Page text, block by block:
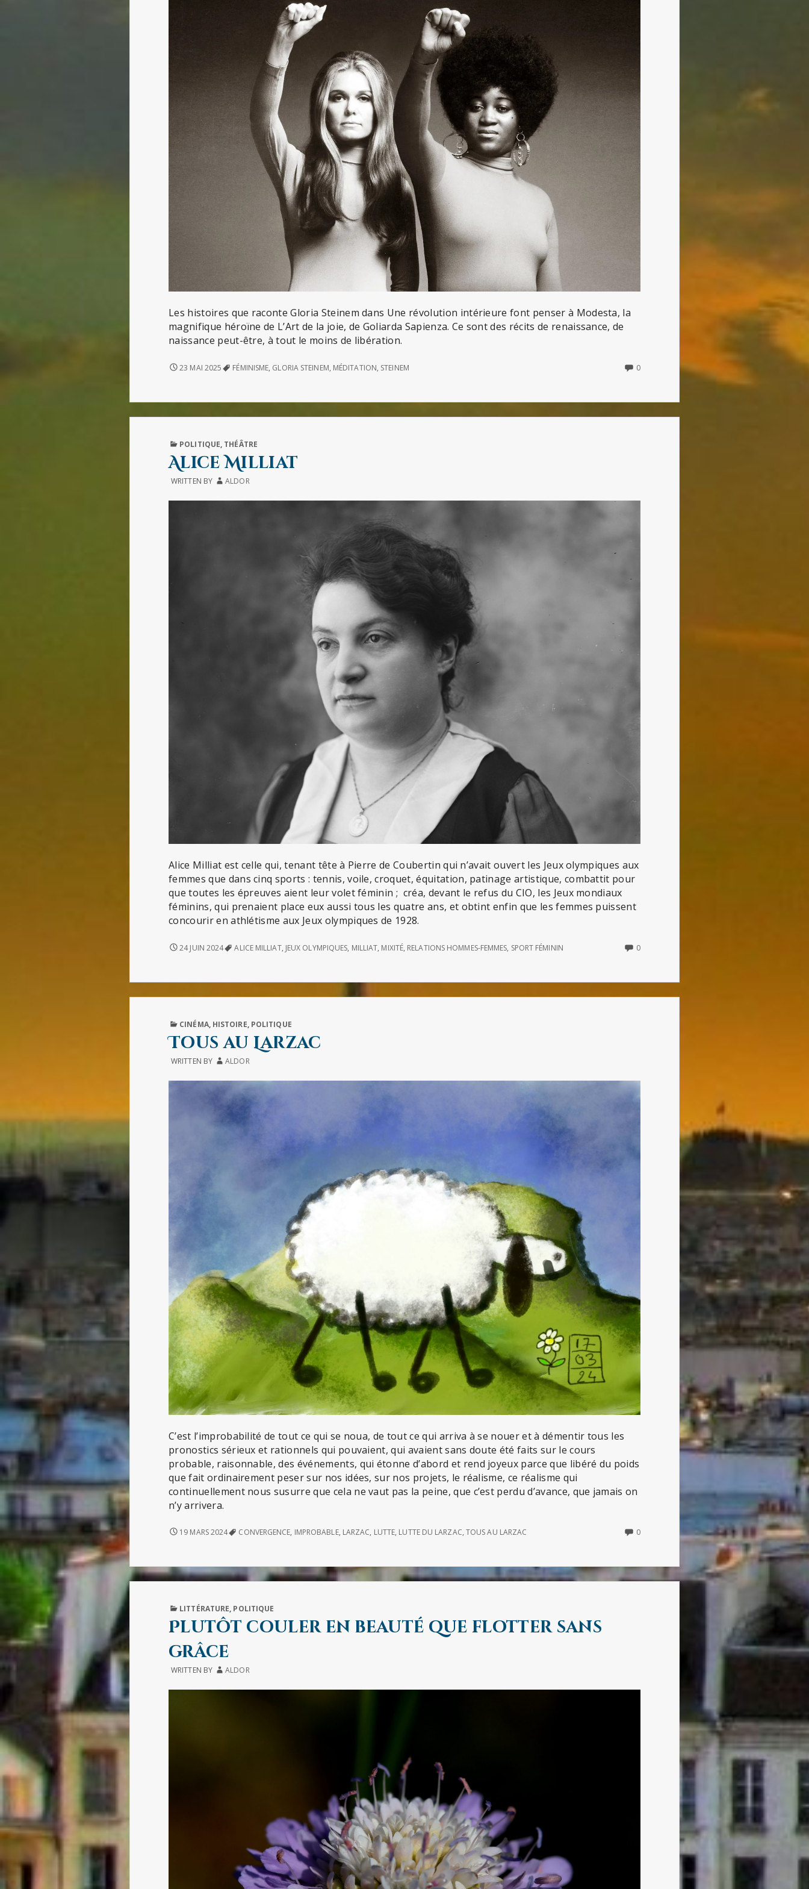
Les histoires que raconte Gloria Steinem dans Une révolution intérieure font penser à Modesta, la
magnifique héroïne de L’Art de la joie, de Goliarda Sapienza. Ce sont des récits de renaissance, de
naissance peut-être, à tout le moins de libération.
UNE
STEINEM)
23 MAI 2025 FÉMINISME, GLORIA STEINEM, MÉDITATION, STEINEM 0NO
INTÉRIEURE
PUBLISHED
POLITIQUE, THÉÂTRE
Alice Milliat
WRITTEN BY ALDOR
Alice Milliat est celle qui, tenant tête à Pierre de Coubertin qui n’avait ouvert les Jeux olympiques aux
femmes que dans cinq sports : tennis, voile, croquet, équitation, patinage artistique, combattit pour
que toutes les épreuves aient leur volet féminin ; créa, devant le refus du CIO, les Jeux mondiaux
féminins, qui prenaient place eux aussi tous les quatre ans, et obtint enfin que les femmes puissent
concourir en athlétisme aux Jeux olympiques de 1928.
ALICE
24 JUIN 2024 ALICE MILLIAT, JEUX OLYMPIQUES, MILLIAT, MIXITÉ, RELATIONS HOMMES-FEMMES, SPORT FÉMININ 0NO
PUBLISHED
CINÉMA, HISTOIRE, POLITIQUE
Tous au Larzac
WRITTEN BY ALDOR
C’est l’improbabilité de tout ce qui se noua, de tout ce qui arriva à se nouer et à démentir tous les
pronostics sérieux et rationnels qui pouvaient, qui avaient sans doute été faits sur le cours
probable, raisonnable, des événements, qui étonne d’abord et rend joyeux parce que libéré du poids
que fait ordinairement peser sur nos idées, sur nos projets, le réalisme, ce réalisme qui
continuellement nous susurre que cela ne vaut pas la peine, que c’est perdu d’avance, que jamais on
n’y arrivera.
TOUS
19 MARS 2024 CONVERGENCE, IMPROBABLE, LARZAC, LUTTE, LUTTE DU LARZAC, TOUS AU LARZAC 0NO
LARZAC
PUBLISHED
LITTÉRATURE, POLITIQUE
Plutôt couler en beauté que flotter sans
grâce
WRITTEN BY ALDOR